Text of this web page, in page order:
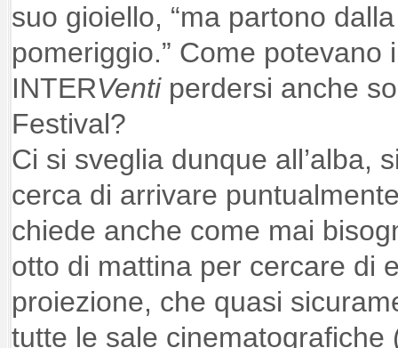
suo gioiello, “ma partono
pomeriggio.” Come potevano
INTERVentiperdersi anche
Festival?
Ci si sveglia dunque all’alba,
cerca di arrivare
chiede anche come mai
otto di mattina per cercare di
proiezione, che quasi
tutte le sale cinematografiche